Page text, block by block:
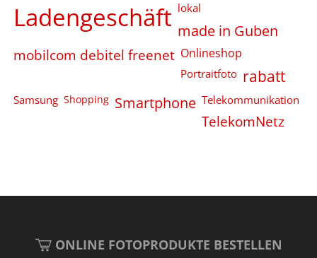
Ladengeschäft lokal
made in Guben
mobilcom debitel freenet Onlineshop
Portraitfoto rabatt
Samsung Shopping Smartphone Telekommunikation
TelekomNetz
ONLINE FOTOPRODUKTE BESTELLEN